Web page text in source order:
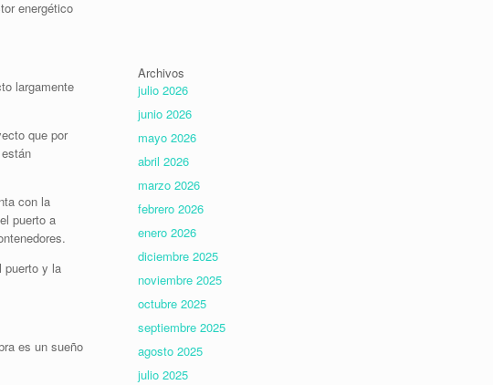
energético
largamente
que por
con la
puerto a
puerto y la
es un sueño
Archivos
julio 2026
junio 2026
mayo 2026
abril 2026
marzo 2026
febrero 2026
enero 2026
diciembre 2025
noviembre 2025
octubre 2025
septiembre 2025
agosto 2025
julio 2025